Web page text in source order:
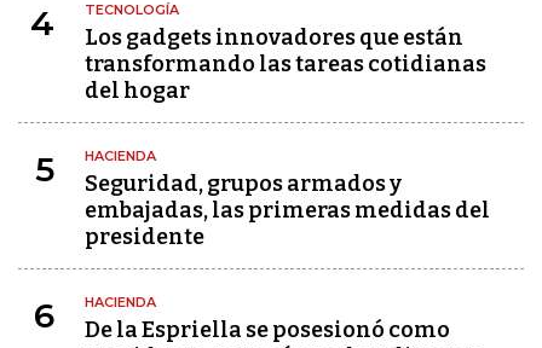
4 TECNOLOGÍA
Los gadgets innovadores que están
transformando las tareas cotidianas
del hogar
5 HACIENDA
Seguridad, grupos armados y
embajadas, las primeras medidas del
presidente
6 HACIENDA
De la Espriella se posesionó como